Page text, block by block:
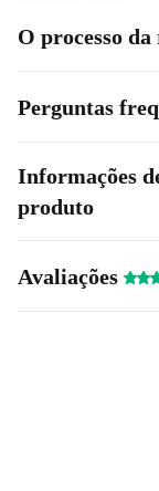
O processo
Perguntas
Informações
produto
Avaliações